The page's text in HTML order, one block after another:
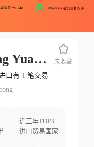
Cong Ty Tnhh Ding Yuan Vietnam
口有 1 笔交易
近三年TOP3
进口贸易国家
未收藏